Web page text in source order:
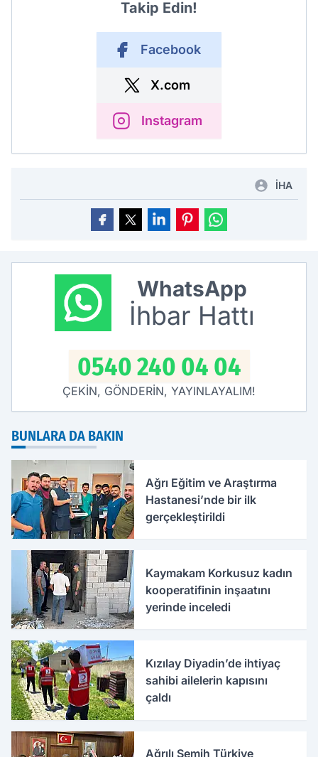
Takip Edin!
Facebook
X.com
Instagram
İHA
WhatsApp
İhbar Hattı
0540 240 04 04
ÇEKİN, GÖNDERİN, YAYINLAYALIM!
BUNLARA DA BAKIN
Ağrı Eğitim ve Araştırma
Hastanesi’nde bir ilk
gerçekleştirildi
Kaymakam Korkusuz kadın
kooperatifinin inşaatını
yerinde inceledi
Kızılay Diyadin’de ihtiyaç
sahibi ailelerin kapısını
çaldı
Ağrılı Semih Türkiye